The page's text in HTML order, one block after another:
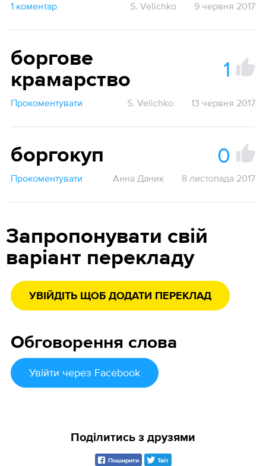
1 коментар S. Velichko 9 червня 2017
боргове
крамарство
1
Прокоментувати S. Velichko 13 червня 2017
боргокуп 0
Прокоментувати Анна Даник 8 листопада 2017
Запропонувати свій
варіант перекладу
УВІЙДІТЬ ЩОБ ДОДАТИ ПЕРЕКЛАД
Обговорення слова
Увійти через Facebook
Поділитись з друзями
Поширити Твіт